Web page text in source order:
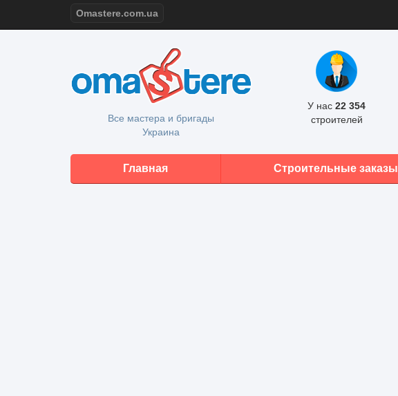
Omastere.com.ua
Все мастера и бригады
Украина
У нас 22 354
строителей
Главная Строительные заказы